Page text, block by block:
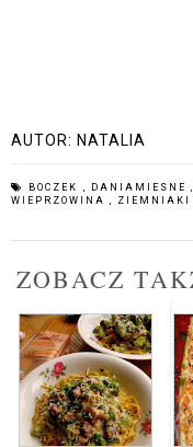
AUTOR: NATALIA
BOCZEK , DANIAMIESNE ,
WIEPRZOWINA , ZIEMNIAKI
ZOBACZ